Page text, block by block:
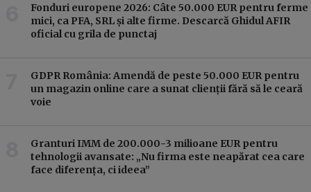
Fonduri europene 2026: Câte 50.000 EUR pentru ferme
mici, ca PFA, SRL și alte firme. Descarcă Ghidul AFIR
oficial cu grila de punctaj
GDPR România: Amendă de peste 50.000 EUR pentru
un magazin online care a sunat clienții fără să le ceară
voie
Granturi IMM de 200.000-3 milioane EUR pentru
tehnologii avansate: „Nu firma este neapărat cea care
face diferența, ci ideea”